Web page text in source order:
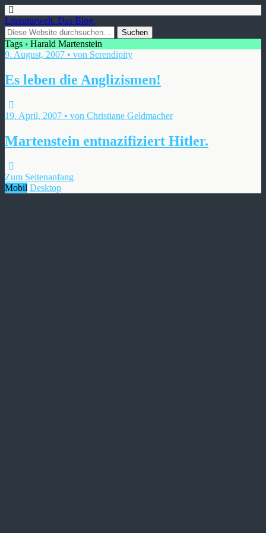
Literaturwelt. Das Blog.
Tags › Harald Martenstein
9. August, 2007 • von Serendipity
Es leben die Anglizismen!
19. April, 2007 • von Christiane Geldmacher
Martenstein entnazifiziert Hitler.
Zum Seitenanfang
Mobil Desktop